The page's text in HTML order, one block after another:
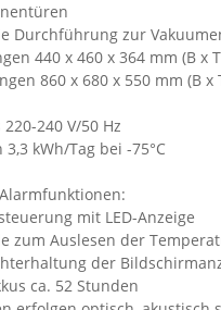
Durchführung zur
440 x 460 x 364 mm (B x
860 x 680 x 550 mm (B x
240 V/50 Hz
kWh/Tag bei -75°C
mit LED-Anzeige
zum Auslesen der
der
ca. 52 Stunden